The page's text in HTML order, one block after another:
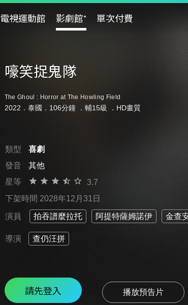
電視運動館 影劇館⁺ 單次付費
嚎笑捉鬼隊
The Ghoul : Horror at The Howling Field
2022．泰國．106分鐘 ． 輔15級 ．HD畫質
類型
喜劇
發音
其他
星等
3.7
下架時間 2028年12月31日
演員 拍吞譜麼拉托 阿提特薩姆諾伊 金查
導演 查仍汪拼
請先登入 播放預告片